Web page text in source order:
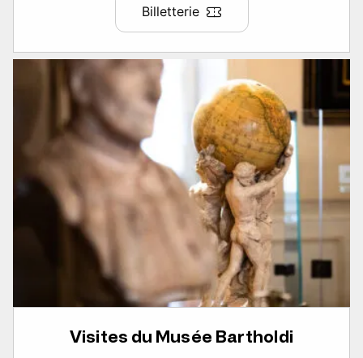
Billetterie
Visites du Musée Bartholdi